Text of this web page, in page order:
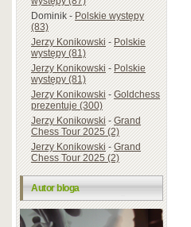
Dominik-Polskie występy
(83)
Jerzy Konikowski-Polskie
występy (81)
Jerzy Konikowski-Polskie
występy (81)
Jerzy Konikowski-Goldchess
prezentuje (300)
Jerzy Konikowski-Grand
Chess Tour 2025 (2)
Jerzy Konikowski-Grand
Chess Tour 2025 (2)
Autor bloga